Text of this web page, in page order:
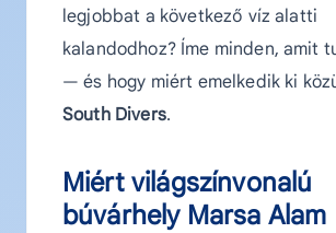
legjobbat a következő víz alatti
kalandodhoz? Íme minden, amit
— és hogy miért emelkedik ki
South Divers.
Miért világszínvonalú
búvárhely Marsa Alam